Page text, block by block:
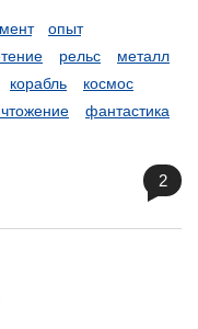
опыт
рельс
металл
корабль
космос
фантастика
2